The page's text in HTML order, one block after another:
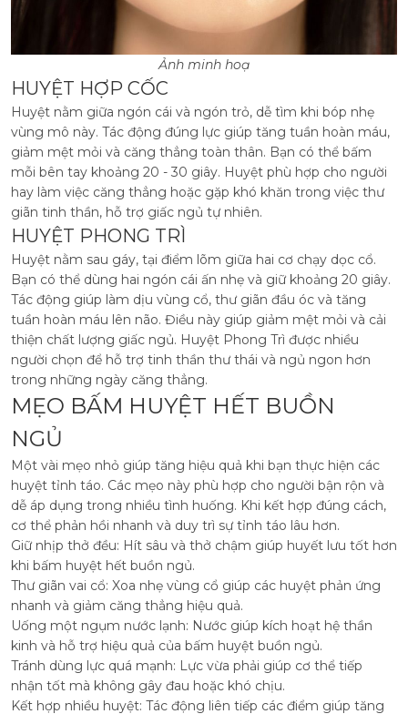
Ảnh minh hoạ
HUYỆT HỢP CỐC
Huyệt nằm giữa ngón cái và ngón trỏ, dễ tìm khi bóp nhẹ
vùng mô này. Tác động đúng lực giúp tăng tuần hoàn máu,
giảm mệt mỏi và căng thẳng toàn thân. Bạn có thể bấm
mỗi bên tay khoảng 20 - 30 giây. Huyệt phù hợp cho người
hay làm việc căng thẳng hoặc gặp khó khăn trong việc thư
giãn tinh thần, hỗ trợ giấc ngủ tự nhiên.
HUYỆT PHONG TRÌ
Huyệt nằm sau gáy, tại điểm lõm giữa hai cơ chạy dọc cổ.
Bạn có thể dùng hai ngón cái ấn nhẹ và giữ khoảng 20 giây.
Tác động giúp làm dịu vùng cổ, thư giãn đầu óc và tăng
tuần hoàn máu lên não. Điều này giúp giảm mệt mỏi và cải
thiện chất lượng giấc ngủ. Huyệt Phong Trì được nhiều
người chọn để hỗ trợ tinh thần thư thái và ngủ ngon hơn
trong những ngày căng thẳng.
MẸO BẤM HUYỆT HẾT BUỒN
NGỦ
Một vài mẹo nhỏ giúp tăng hiệu quả khi bạn thực hiện các
huyệt tỉnh táo. Các mẹo này phù hợp cho người bận rộn và
dễ áp dụng trong nhiều tình huống. Khi kết hợp đúng cách,
cơ thể phản hồi nhanh và duy trì sự tỉnh táo lâu hơn.
Giữ nhịp thở đều: Hít sâu và thở chậm giúp huyết lưu tốt hơn
khi bấm huyệt hết buồn ngủ.
Thư giãn vai cổ: Xoa nhẹ vùng cổ giúp các huyệt phản ứng
nhanh và giảm căng thẳng hiệu quả.
Uống một ngụm nước lạnh: Nước giúp kích hoạt hệ thần
kinh và hỗ trợ hiệu quả của bấm huyệt buồn ngủ.
Tránh dùng lực quá mạnh: Lực vừa phải giúp cơ thể tiếp
nhận tốt mà không gây đau hoặc khó chịu.
Kết hợp nhiều huyệt: Tác động liên tiếp các điểm giúp tăng